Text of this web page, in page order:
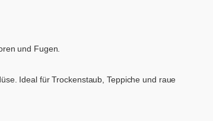
und Fugen.
Ideal für Trockenstaub, Teppiche und raue